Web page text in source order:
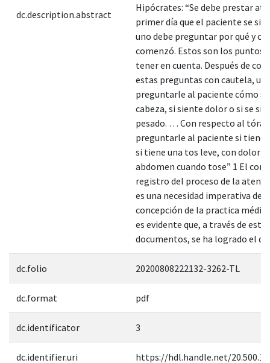
dc.description.abstract
Hipócrates: “Se debe prestar
primer día que el paciente se
uno debe preguntar por qué y
comenzó. Estos son los puntos
tener en cuenta. Después de
estas preguntas con cautela,
preguntarle al paciente cómo
cabeza, si siente dolor o si se
pesado. … Con respecto al
preguntarle al paciente si tiene
si tiene una tos leve, con dolor
abdomen cuando tose” 1 El
registro del proceso de la
es una necesidad imperativa
concepción de la practica
es evidente que, a través de
documentos, se ha logrado el
dc.folio 20200808222132-3262-TL
dc.format pdf
dc.identificator 3
dc.identifier.uri https://hdl.handle.net/